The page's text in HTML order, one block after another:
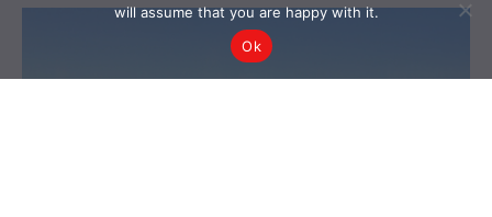
will assume that you are happy with it.
Ok